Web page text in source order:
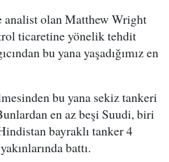
olan Matthew Wright
ticaretine yönelik tehdit
bu yana yaşadığımız en
bu yana sekiz tankeri
en az beşi Suudi, biri
bayraklı tanker 4
battı.